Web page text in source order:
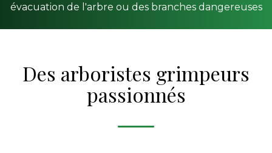
évacuation de l'arbre ou des branches dangereuses
Des arboristes grimpeurs
passionnés